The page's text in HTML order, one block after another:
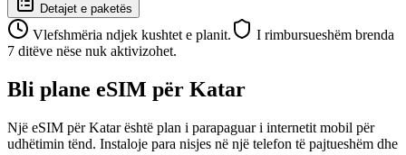
Detajet e paketës
Vlefshmëria ndjek kushtet e planit.
I rimbursueshëm brenda
7 ditëve nëse nuk aktivizohet.
Bli plane eSIM për Katar
Një eSIM për Katar është plan i parapaguar i internetit mobil për
udhëtimin tënd. Instaloje para nisjes në një telefon të pajtueshëm dhe